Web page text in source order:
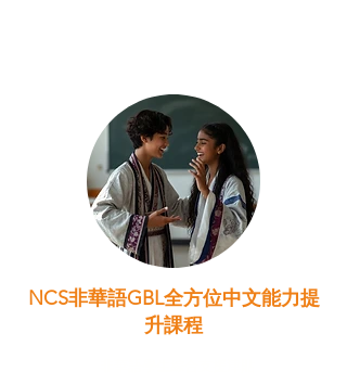
NCS非華語GBL全方位中文能力提
升課程